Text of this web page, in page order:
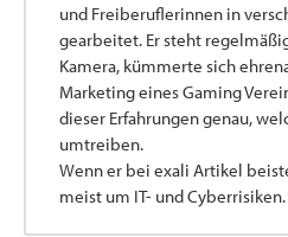
und Freiberuflerinnen in
gearbeitet. Er steht
Kamera, kümmerte sich
Marketing eines Gaming
dieser Erfahrungen genau,
umtreiben.
Wenn er bei exali Artikel
meist um IT- und Cyberrisiken.